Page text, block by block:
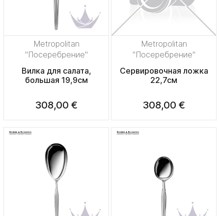
Metropolitan
"Посеребрение"
Вилка для салата,
большая 19,9см
308,00 €
Metropolitan
"Посеребрение"
Сервировочная ложка
22,7см
308,00 €